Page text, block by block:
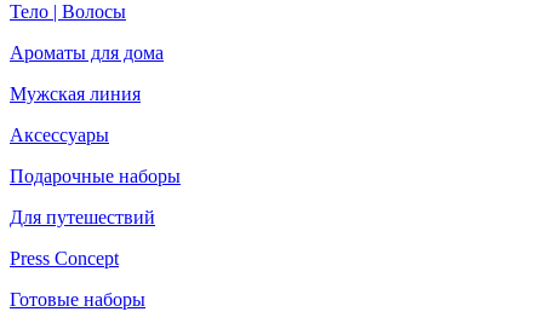
Тело | Волосы
Ароматы для дома
Мужская линия
Аксессуары
Подарочные наборы
Для путешествий
Press Concept
Готовые наборы